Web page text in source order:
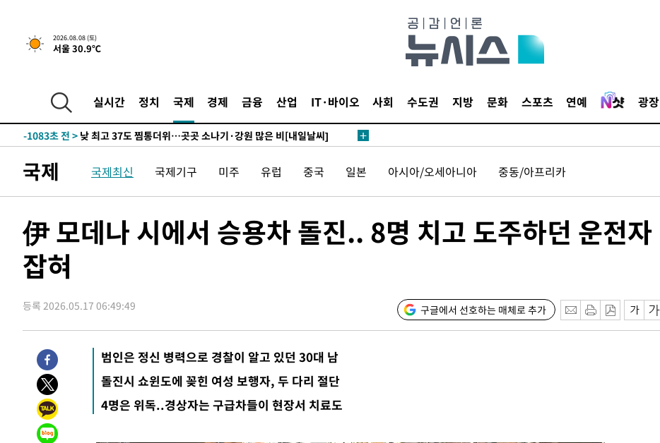
2026.08.08 (토)
서울 30.9℃
실시간 정치 국제 경제 금융 산업 IT·바이오 사회 수도권 지방 문화 스포츠 연예 광장
↓-12532초 전 >[속보]이 대통령 "부동산 공급 기존 사고방식 매달리지 말고 과감히
실천"
-11617초 전 >이란, "오만과 '중앙 단일 루트' 합의…북쪽 인바운드·남쪽 아웃바
-3149초 전 >
[속보]이 대통령, '호우피해' 안동·의성 관할 4개 면 특별재난지역 선
-3112초 전 >
갈 수도
-1083초 전 > 낮 최고 37도 찜통더위…곳곳 소나기·강원 많은 비[내일날씨]
1시간 전 >
여자배구 이재영·이다영 자매, 아제르바이잔 투란VC 입단
1시간 전 >외국인 심판 성 접대 7경기 들여다보니…한국 축구 '5승 2무'
1시간 전 >[속보]코스피, 6200선 약보합…0.60% 내린 6258.77에 마쳐
1시간 전 >[속보]원·달러 환율, 7.7원 내린 1416.1원 마감
1시간 전 >
2시간 전 >외신들도 주목한 韓축구 파문…"국민적 공분에 수사 재개"
2시간 전 >11시간 압수수색에 성접대 파문까지…'쑥대밭' 된 축구협회
2시간 전 >
[속보]규제합리화위원회 부위원장에 김태유 서울대 공대 교수…이병태
후임
-20102초 전 >
이강인, 폭염 속 AT마드리드 첫 훈련…80명 식사 대접까지(종합)
-17241초 전 >
미 사업체 일자리, 7월에 2.3만개 순감하고 그 전 2개월 10.3만개
하향수정 (2보)
-16689초 전 >
[속보] 미 사업체, 일자리 7월에 2.3만 개 줄어…실업률은 4.1%로
-12552초 전 >
국제 국제최신 국제기구 미주 유럽 중국 일본 아시아/오세아니아 중동/아프리카
伊 모데나 시에서 승용차 돌진.. 8명 치고 도주하던 운전자
잡혀
등록 2026.05.17 06:49:49 구글에서 선호하는 매체로 추가
범인은 정신 병력으로 경찰이 알고 있던 30대 남
돌진시 쇼윈도에 꽂힌 여성 보행자, 두 다리 절단
4명은 위독..경상자는 구급차들이 현장서 치료도